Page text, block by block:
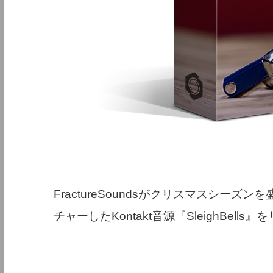
FractureSoundsがクリスマスシーズンを
チャーしたKontakt音源『SleighBells』